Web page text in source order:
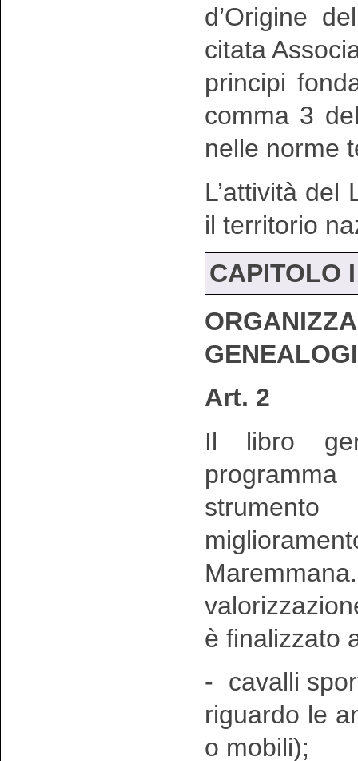
d’Origine
citata
principi
comma 3
nelle norme
L’attività
il territorio
CAPITOLO I
Art. 2
Il libro
è finalizzato
- cavalli
riguardo le
o mobili);